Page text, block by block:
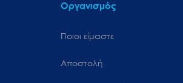
Οργανισμός
Ποιοι είμαστε
Αποστολή